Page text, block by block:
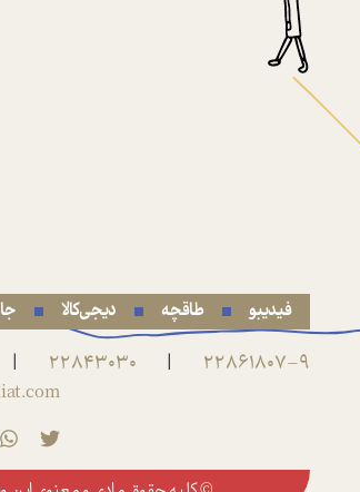
فیدیبو طاقچه دیجی‌کالا
22861807-9
|
22843030
|